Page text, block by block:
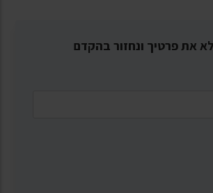
את פרטיך ונחזור בהקדם